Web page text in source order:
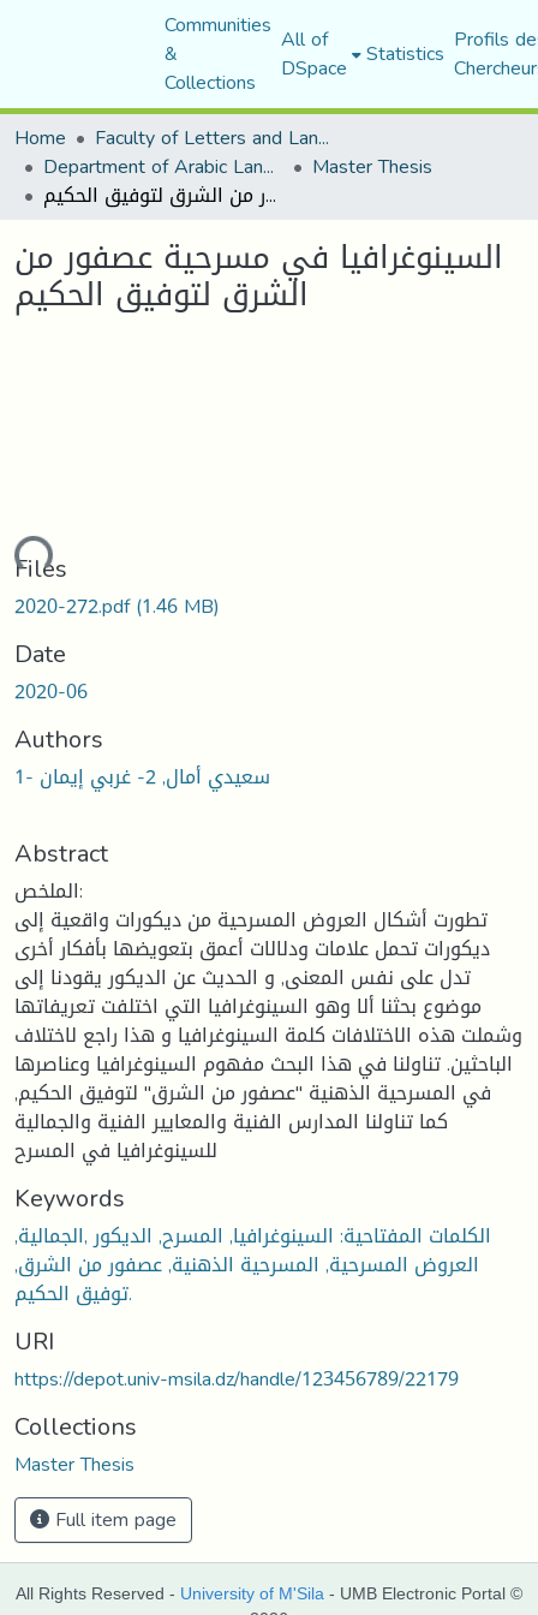
Communities
&
Collections
All of
DSpace Statistics Profils
Home
Faculty of Letters and Languages
Department of Arabic Language and Literature Master Thesis
السينوغرافيا في مسرحية عصفور من الشرق لتوفيق الحكيم
السينوغرافيا في مسرحية عصفور من
الشرق لتوفيق الحكيم
Files
2020-272.pdf(1.46 MB)
Date
2020-06
Authors
1- سعيدي أمال, 2- غربي إيمان
Abstract
الملخص:
تطورت أشكال العروض المسرحية من ديكورات واقعية إلى
ديكورات تحمل علامات ودلالات أعمق بتعويضها بأفكار أخرى
تدل على نفس المعنى, و الحديث عن الديكور يقودنا إلى
موضوع بحثنا ألا وهو السينوغرافيا التي اختلفت تعريفاتها
وشملت هذه الاختلافات كلمة السينوغرافيا و هذا راجع لاختلاف
الباحثين. تناولنا في هذا البحث مفهوم السينوغرافيا وعناصرها
في المسرحية الذهنية "عصفور من الشرق" لتوفيق الحكيم,
كما تناولنا المدارس الفنية والمعايير الفنية والجمالية
للسينوغرافيا في المسرح
Keywords
الكلمات المفتاحية: السينوغرافيا, المسرح, الديكور ,الجمالية,
العروض المسرحية, المسرحية الذهنية, عصفور من الشرق,
توفيق الحكيم.
URI
https://depot.univ-msila.dz/handle/123456789/22179
Collections
Master Thesis
Full item page
All Rights Reserved - University of M'Sila - UMB Electronic Portal ©